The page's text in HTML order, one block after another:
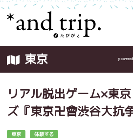
東京
リアル脱出ゲーム×東
ズ『東京卍會渋谷大抗
東京 体験する